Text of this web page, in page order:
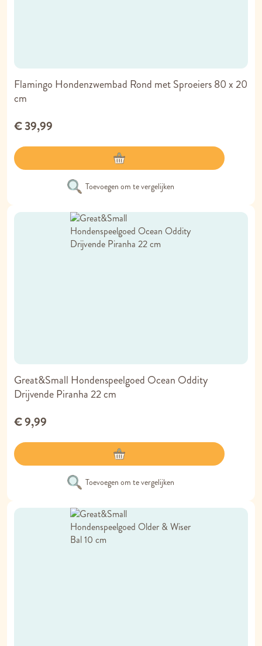
Flamingo Hondenzwembad Rond met Sproeiers 80 x 20
cm
€ 39,99
Toevoegen om te vergelijken
Great&Small Hondenspeelgoed Ocean Oddity
Drijvende Piranha 22 cm
€ 9,99
Toevoegen om te vergelijken